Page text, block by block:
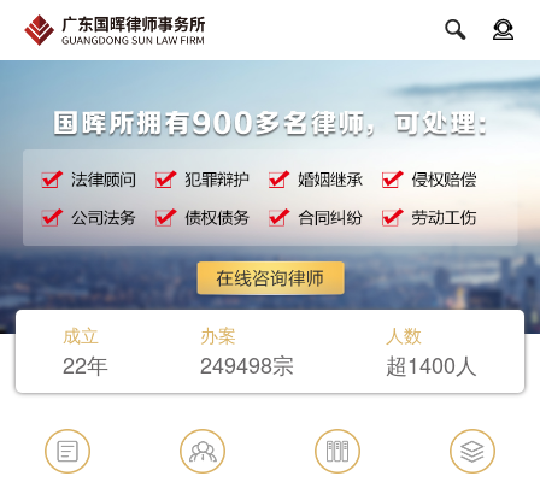
 
成立
22年
办案
249498宗
人数
超1400人